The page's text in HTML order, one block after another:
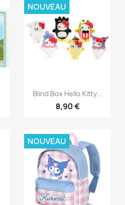
Aperçu rapide
Blind Box Hello Kitty...
8,90 €
NOUVEAU
NOUVEAU